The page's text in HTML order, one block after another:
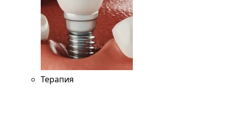
Терапия